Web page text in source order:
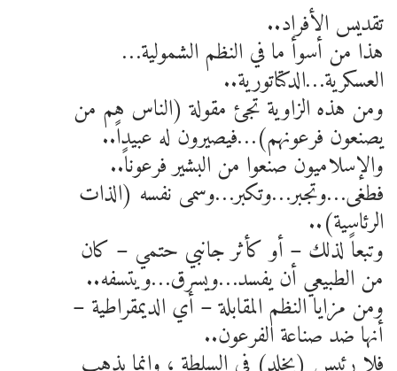
تقديس الأفراد..
هذا من أسوأ ما في النظم الشمولية…
العسكرية…الدكتاتورية..
ومن هذه الزاوية تجئ مقولة (الناس هم من
يصنعون فرعونهم)…فيصيرون له عبيداً..
والإسلاميون صنعوا من البشير فرعوناً..
فطغى…وتجبر…وتكبر…وسمى نفسه (الذات
الرئاسية)..
وتبعاً لذلك – أو كأثر جانبي حتمي – كان
من الطبيعي أن يفسد…ويسرق…ويتسفه..
ومن مزايا النظم المقابلة – أي الديمقراطية –
أنها ضد صناعة الفرعون..